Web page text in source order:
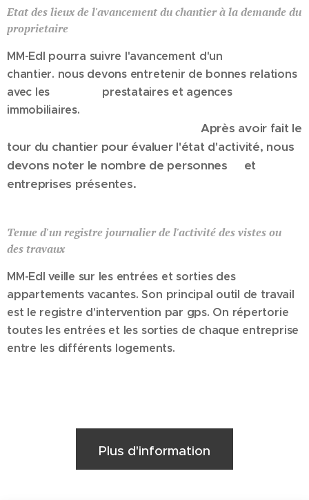
Etat des lieux de l'avancement du chantier à la demande du
proprietaire
MM-Edl pourra suivre l'avancement d'un
chantier. nous devons entretenir de bonnes relations
avec les prestataires et agences
immobiliaires.
Après avoir fait le
tour du chantier pour évaluer l'état d'activité, nous
devons noter le nombre de personnes et
entreprises présentes.
Tenue d'un registre journalier de l'activité desvistes ou
des travaux
MM-Edl veille sur les entrées et sorties des
appartements vacantes. Son principal outil de travail
est le registre d'intervention par gps. On répertorie
toutes les entrées et les sorties de chaque entreprise
entre les différents logements.
Plus d'information